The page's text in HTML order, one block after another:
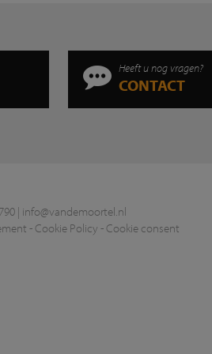
Heeft u nog vragen?
CONTACT
| info@vandemoortel.nl
- Cookie Policy - Cookie consent